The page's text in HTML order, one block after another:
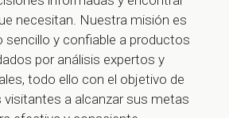
necesitan. Nuestra misión es
sencillo y confiable a productos
por análisis expertos y
todo ello con el objetivo de
visitantes a alcanzar sus metas